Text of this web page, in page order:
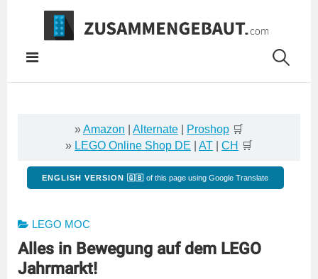
Springe
Inhalt
»Amazon Alternate Proshop 🛒
» LEGO Online Shop DE AT CH 🛒
ENGLISH VERSION 🇬🇧 of this page using Google Translate
LEGO MOC
Alles in Bewegung auf dem LEGO
Jahrmarkt!